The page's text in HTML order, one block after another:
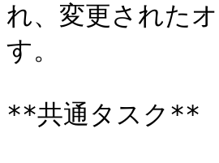
れ、変更された
す。
**共通タスク**